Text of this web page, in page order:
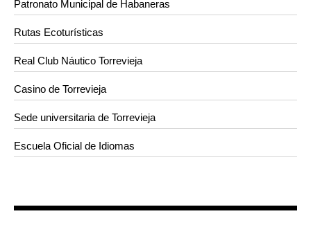
Patronato Municipal de Habaneras
Rutas Ecoturísticas
Real Club Náutico Torrevieja
Casino de Torrevieja
Sede universitaria de Torrevieja
Escuela Oficial de Idiomas